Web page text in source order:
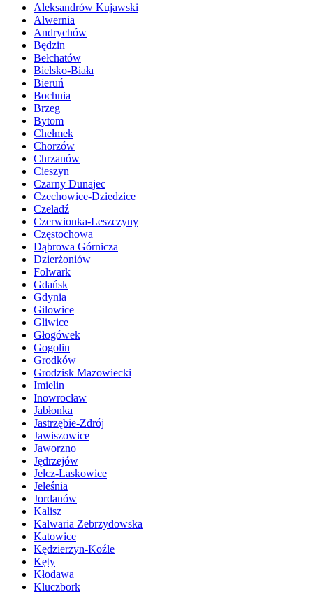
Aleksandrów Kujawski
Alwernia
Andrychów
Będzin
Bełchatów
Bielsko-Biała
Bieruń
Bochnia
Brzeg
Bytom
Chełmek
Chorzów
Chrzanów
Cieszyn
Czarny Dunajec
Czechowice-Dziedzice
Czeladź
Czerwionka-Leszczyny
Częstochowa
Dąbrowa Górnicza
Dzierżoniów
Folwark
Gdańsk
Gdynia
Gilowice
Gliwice
Głogówek
Gogolin
Grodków
Grodzisk Mazowiecki
Imielin
Inowrocław
Jabłonka
Jastrzębie-Zdrój
Jawiszowice
Jaworzno
Jędrzejów
Jelcz-Laskowice
Jeleśnia
Jordanów
Kalisz
Kalwaria Zebrzydowska
Katowice
Kędzierzyn-Koźle
Kęty
Kłodawa
Kluczbork